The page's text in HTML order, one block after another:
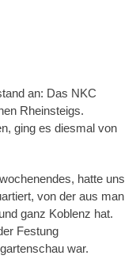
an: Das NKC
Rheinsteigs.
ging es diesmal von
hatte uns
von der aus man
ganz Koblenz hat.
Festung
war.